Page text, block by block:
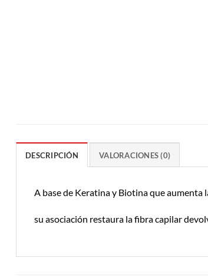
DESCRIPCIÓN VALORACIONES (0)
A base de Keratina y Biotina que aumenta
su asociación restaura la fibra capilar